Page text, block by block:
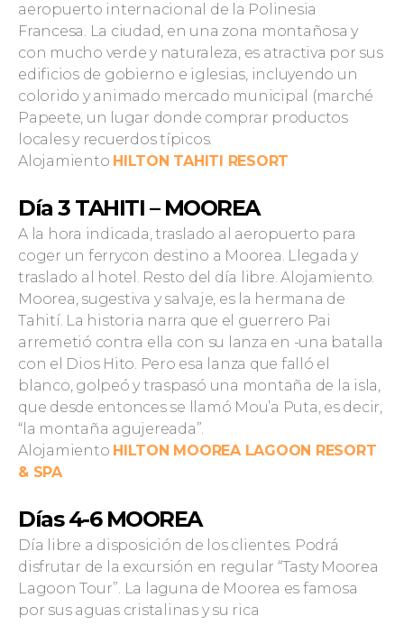
aeropuerto internacional de la Polinesia
Francesa. La ciudad, en una zona montañosa y
con mucho verde y naturaleza, es atractiva por sus
edificios de gobierno e iglesias, incluyendo un
colorido y animado mercado municipal (marché
Papeete, un lugar donde comprar productos
locales y recuerdos típicos.
Alojamiento HILTON TAHITI RESORT
Día 3 TAHITI – MOOREA
A la hora indicada, traslado al aeropuerto para
coger un ferrycon destino a Moorea. Llegada y
traslado al hotel. Resto del día libre. Alojamiento.
Moorea, sugestiva y salvaje, es la hermana de
Tahití. La historia narra que el guerrero Pai
arremetió contra ella con su lanza en -una batalla
con el Dios Hito. Pero esa lanza que falló el
blanco, golpeó y traspasó una montaña de la isla,
que desde entonces se llamó Mou’a Puta, es decir,
“la montaña agujereada”.
Alojamiento HILTON MOOREA LAGOON RESORT
& SPA
Días 4-6 MOOREA
Día libre a disposición de los clientes. Podrá
disfrutar de la excursión en regular “Tasty Moorea
Lagoon Tour”. La laguna de Moorea es famosa
por sus aguas cristalinas y su rica